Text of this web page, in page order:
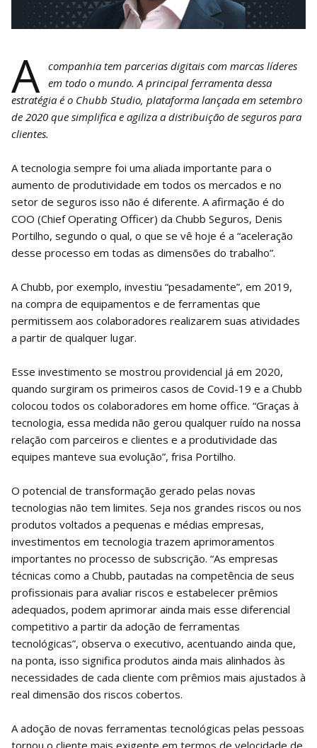
A companhia tem parcerias digitais com marcas líderes
em todo o mundo. A principal ferramenta dessa
estratégia é o Chubb Studio, plataforma lançada em setembro
de 2020 que simplifica e agiliza a distribuição de seguros para
clientes.
A tecnologia sempre foi uma aliada importante para o
aumento de produtividade em todos os mercados e no
setor de seguros isso não é diferente. A afirmação é do
COO (Chief Operating Officer) da Chubb Seguros, Denis
Portilho, segundo o qual, o que se vê hoje é a “aceleração
desse processo em todas as dimensões do trabalho”.
A Chubb, por exemplo, investiu “pesadamente”, em 2019,
na compra de equipamentos e de ferramentas que
permitissem aos colaboradores realizarem suas atividades
a partir de qualquer lugar.
Esse investimento se mostrou providencial já em 2020,
quando surgiram os primeiros casos de Covid-19 e a Chubb
colocou todos os colaboradores em home office. “Graças à
tecnologia, essa medida não gerou qualquer ruído na nossa
relação com parceiros e clientes e a produtividade das
equipes manteve sua evolução”, frisa Portilho.
O potencial de transformação gerado pelas novas
tecnologias não tem limites. Seja nos grandes riscos ou nos
produtos voltados a pequenas e médias empresas,
investimentos em tecnologia trazem aprimoramentos
importantes no processo de subscrição. “As empresas
técnicas como a Chubb, pautadas na competência de seus
profissionais para avaliar riscos e estabelecer prêmios
adequados, podem aprimorar ainda mais esse diferencial
competitivo a partir da adoção de ferramentas
tecnológicas”, observa o executivo, acentuando ainda que,
na ponta, isso significa produtos ainda mais alinhados às
necessidades de cada cliente com prêmios mais ajustados à
real dimensão dos riscos cobertos.
A adoção de novas ferramentas tecnológicas pelas pessoas
tornou o cliente mais exigente em termos de velocidade de